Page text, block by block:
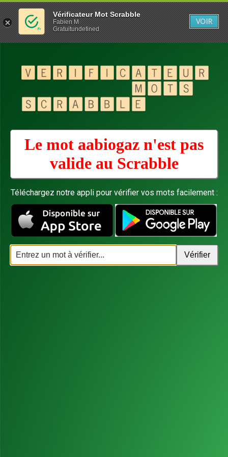
Le mot aabiogaz n'est pas
valide au Scrabble
Téléchargez notre appli pour vérifier vos mots facilement :
Vérificateur Mot Scrabble
Fabien M
Gratuitundefined
VOIR